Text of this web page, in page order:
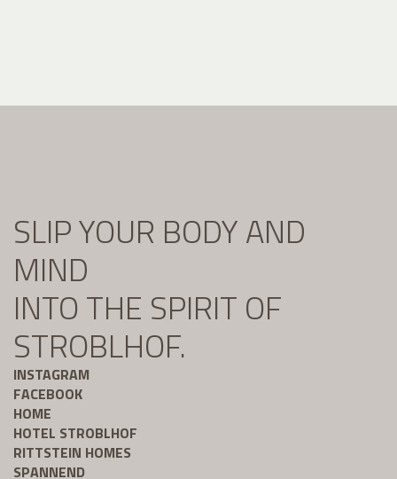
SLIP YOUR BODY AND
MIND
INTO THE SPIRIT OF
STROBLHOF.
INSTAGRAM
FACEBOOK
HOME
HOTEL STROBLHOF
RITTSTEIN HOMES
SPANNEND